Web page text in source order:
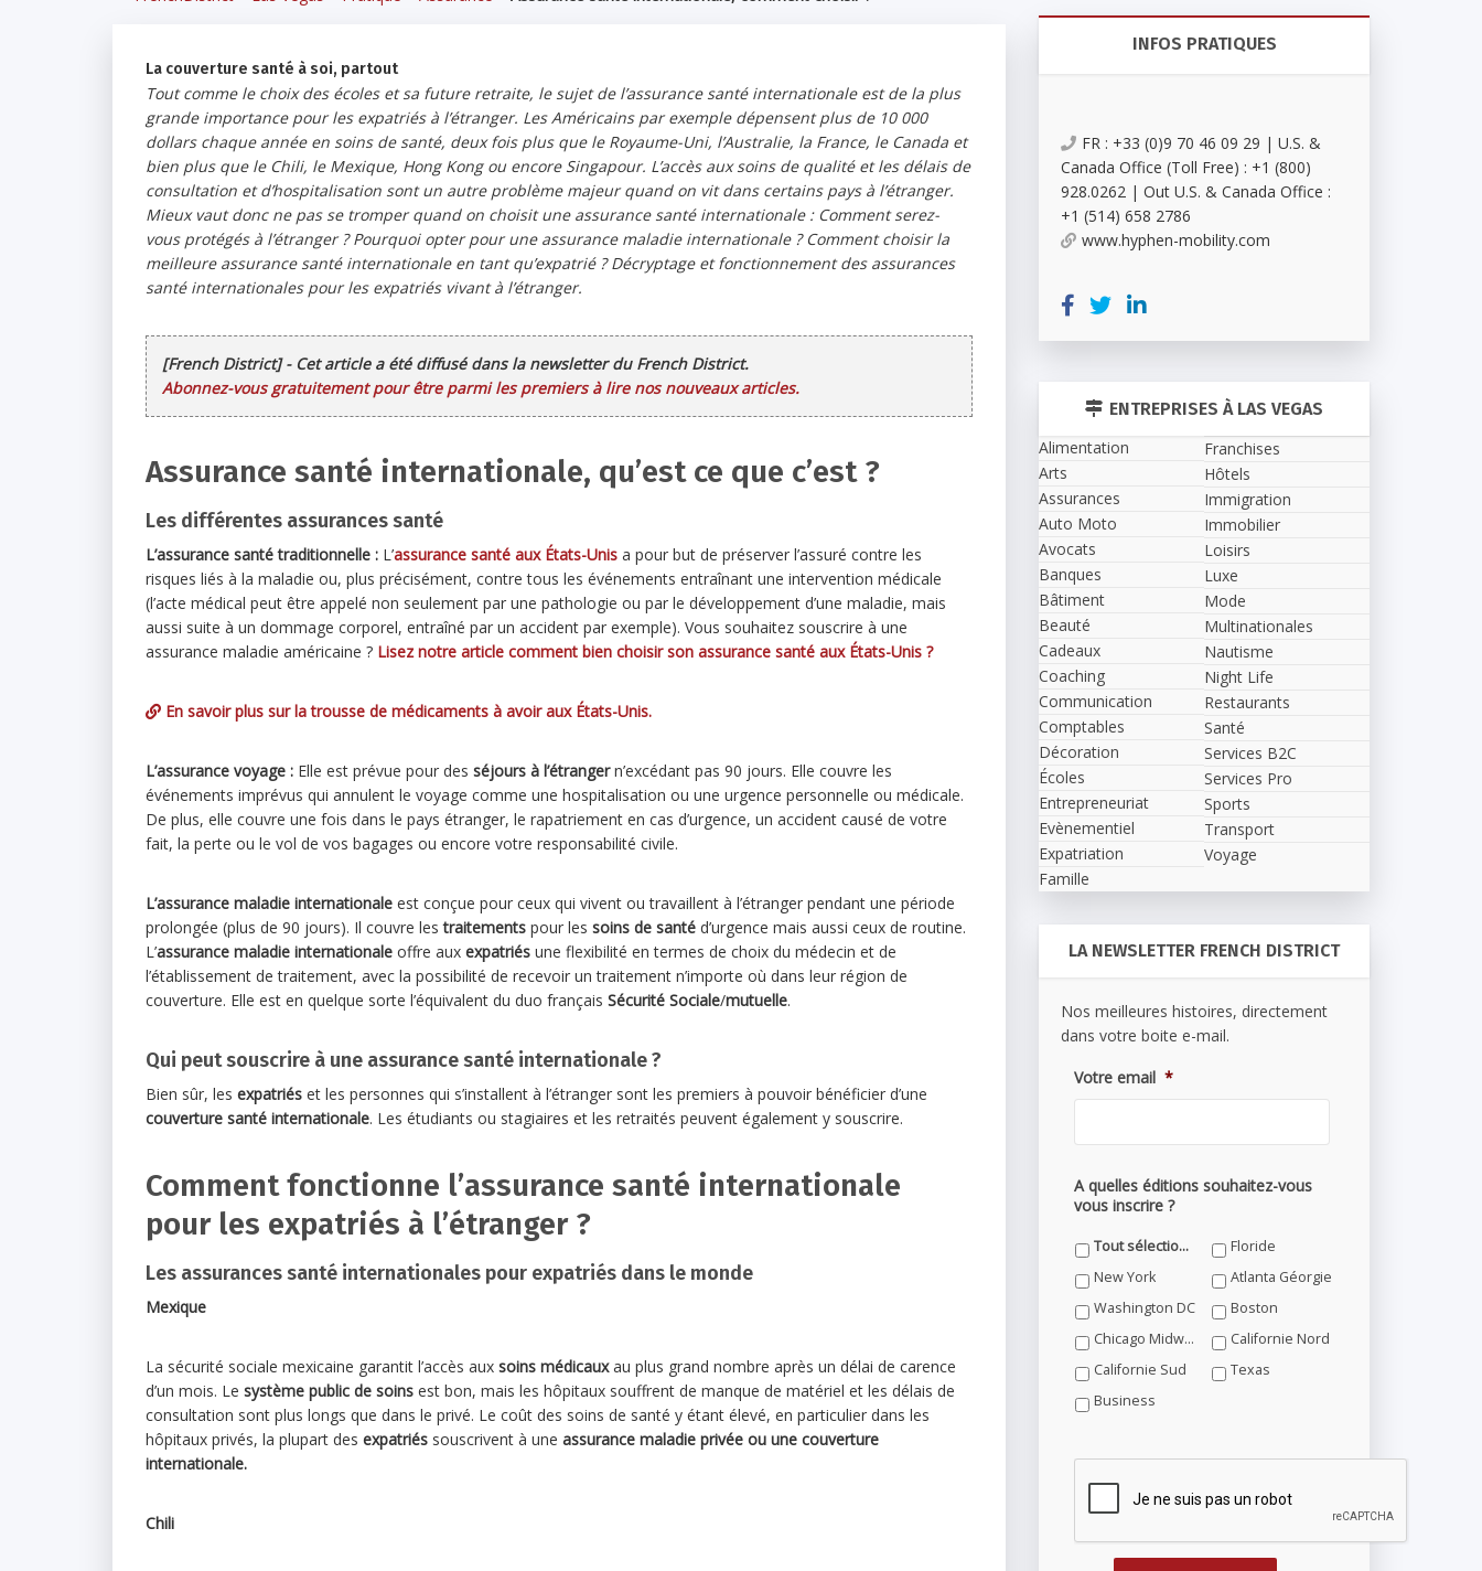
La couverture santé à soi, partout
Tout comme le choix des écoles et sa future retraite, le sujet de l’assurance santé internationale est de la plus
grande importance pour les expatriés à l’étranger. Les Américains par exemple dépensent plus de 10 000
dollars chaque année en soins de santé, deux fois plus que le Royaume-Uni, l’Australie, la France, le Canada et
bien plus que le Chili, le Mexique, Hong Kong ou encore Singapour. L’accès aux soins de qualité et les délais de
consultation et d’hospitalisation sont un autre problème majeur quand on vit dans certains pays à l’étranger.
Mieux vaut donc ne pas se tromper quand on choisit une assurance santé internationale : Comment serez-
vous protégés à l’étranger ? Pourquoi opter pour une assurance maladie internationale ? Comment choisir la
meilleure assurance santé internationale en tant qu’expatrié ? Décryptage et fonctionnement des assurances
santé internationales pour les expatriés vivant à l’étranger.
[French District] - Cet article a été diffusé dans la newsletter du French District.
Abonnez-vous gratuitement pour être parmi les premiers à lire nos nouveaux articles.
Assurance santé internationale, qu’est ce que c’est ?
Les différentes assurances santé
L’assurance santé traditionnelle : L’assurance santé aux États-Unis a pour but de préserver l’assuré contre les
risques liés à la maladie ou, plus précisément, contre tous les événements entraînant une intervention médicale
(l’acte médical peut être appelé non seulement par une pathologie ou par le développement d’une maladie, mais
aussi suite à un dommage corporel, entraîné par un accident par exemple). Vous souhaitez souscrire à une
assurance maladie américaine ? Lisez notre article comment bien choisir son assurance santé aux États-Unis ?
En savoir plus sur la trousse de médicaments à avoir aux États-Unis.
L’assurance voyage : Elle est prévue pour des séjours à l’étrangern’excédant pas 90 jours. Elle couvre les
événements imprévus qui annulent le voyage comme une hospitalisation ou une urgence personnelle ou médicale.
De plus, elle couvre une fois dans le pays étranger, le rapatriement en cas d’urgence, un accident causé de votre
fait, la perte ou le vol de vos bagages ou encore votre responsabilité civile.
L’assurance maladie internationale est conçue pour ceux qui vivent ou travaillent à l’étranger pendant une période
prolongée (plus de 90 jours). Il couvre lestraitements pour les soins de santé d’urgence mais aussi ceux de routine.
L’assurance maladie internationale offre aux expatriés une flexibilité en termes de choix du médecin et de
l’établissement de traitement, avec la possibilité de recevoir un traitement n’importe où dans leur région de
couverture. Elle est en quelque sorte l’équivalent du duo français Sécurité Sociale/mutuelle.
Qui peut souscrire à une assurance santé internationale ?
Bien sûr, les expatriés et les personnes qui s’installent à l’étranger sont les premiers à pouvoir bénéficier d’une
couverture santé internationale. Les étudiants ou stagiaires et les retraités peuvent également y souscrire.
Comment fonctionne l’assurance santé internationale
pour les expatriés à l’étranger ?
Les assurances santé internationales pour expatriés dans le monde
Mexique
La sécurité sociale mexicaine garantit l’accès aux soins médicauxau plus grand nombre après un délai de carence
d’un mois. Le système public de soins est bon, mais les hôpitaux souffrent de manque de matériel et les délais de
consultation sont plus longs que dans le privé. Le coût des soins de santé y étant élevé, en particulier dans les
hôpitaux privés, la plupart des expatriés souscrivent à une assurance maladie privée ou une couverture
internationale.
Chili
INFOS PRATIQUES
FR : +33 (0)9 70 46 09 29 | U.S. &
Canada Office (Toll Free) : +1 (800)
928.0262 | Out U.S. & Canada Office :
+1 (514) 658 2786
www.hyphen-mobility.com
ENTREPRISES À LAS VEGAS
Alimentation
Arts
Assurances
Auto Moto
Avocats
Banques
Bâtiment
Beauté
Cadeaux
Coaching
Communication
Comptables
Décoration
Écoles
Entrepreneuriat
Evènementiel
Expatriation
Famille
Franchises
Hôtels
Immigration
Immobilier
Loisirs
Luxe
Mode
Multinationales
Nautisme
Night Life
Restaurants
Santé
Services B2C
Services Pro
Sports
Transport
Voyage
LA NEWSLETTER FRENCH DISTRICT
Nos meilleures histoires, directement
dans votre boite e-mail.
Votre email *
A quelles éditions souhaitez-vous
vous inscrire ?
Tout sélectionner
Floride
New York
Atlanta Géorgie
Washington DC
Boston
Chicago Midwest
Californie Nord
Californie Sud
Texas
Business